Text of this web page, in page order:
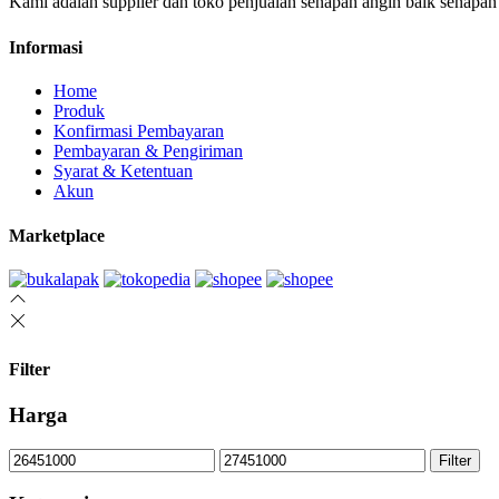
Informasi
Home
Produk
Konfirmasi Pembayaran
Pembayaran & Pengiriman
Syarat & Ketentuan
Akun
Marketplace
Filter
Harga
Min
price
Max
price
Filter